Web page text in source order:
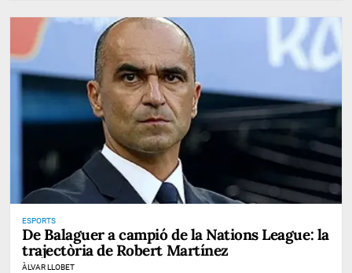
ESPORTS
De Balaguer a campió de la Nations League: la
trajectòria de Robert Martínez
ÀLVAR LLOBET